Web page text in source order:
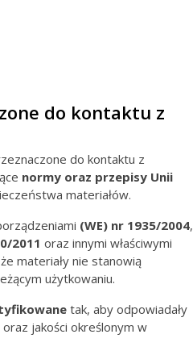
do kontaktu z
do kontaktu z
normy oraz przepisy Unii
materiałów.
(WE) nr 1935/2004,
2011 oraz innymi właściwymi
materiały nie stanowią
użytkowaniu.
tak, aby odpowiadały
jakości określonym w